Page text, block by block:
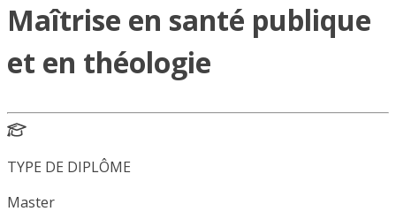
Maîtrise en santé publique
et en théologie
TYPE DE DIPLÔME
Master